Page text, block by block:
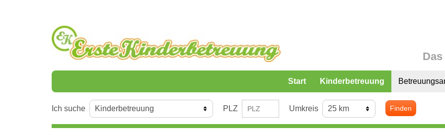
Start Kinderbetreuung
Ich suche PLZ Umkreis Finden